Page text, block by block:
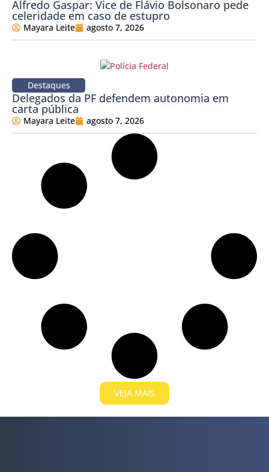
Alfredo Gaspar: Vice de Flávio Bolsonaro pede
celeridade em caso de estupro
Mayara Leite agosto 7, 2026
Destaques
Delegados da PF defendem autonomia em
carta pública
Mayara Leite agosto 7, 2026
VEJA MAIS